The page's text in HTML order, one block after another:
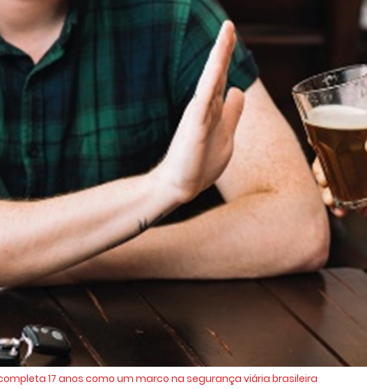
17 anos como um marco na segurança viária brasileira